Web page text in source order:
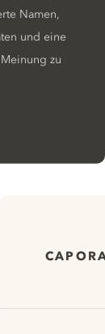
Namen,
und eine
zu